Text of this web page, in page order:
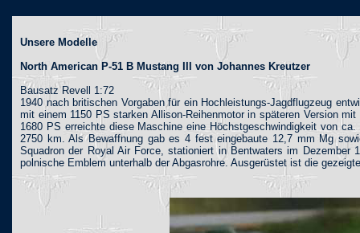
Unsere Modelle
North American P-51 B Mustang III von Johannes Kreutzer
Bausatz Revell 1:72
1940 nach britischen Vorgaben für ein Hochleistungs-Jagdflugzeug
mit einem 1150 PS starken Allison-Reihenmotor in späteren Version
1680 PS erreichte diese Maschine eine Höchstgeschwindigkeit von
2750 km. Als Bewaffnung gab es 4 fest eingebaute 12,7 mm Mg
Squadron der Royal Air Force, stationiert in Bentwaters im
polnische Emblem unterhalb der Abgasrohre. Ausgerüstet ist die